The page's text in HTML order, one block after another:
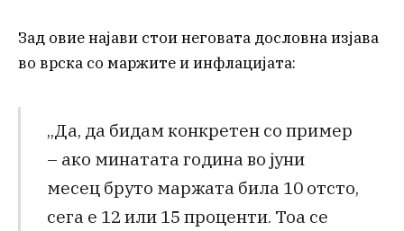
Зад овие најави стои неговата дословна изјава
во врска со маржите и инфлацијата:
„Да, да бидам конкретен со пример
– ако минатата година во јуни
месец бруто маржата била 10 отсто,
сега е 12 или 15 проценти. Тоа се